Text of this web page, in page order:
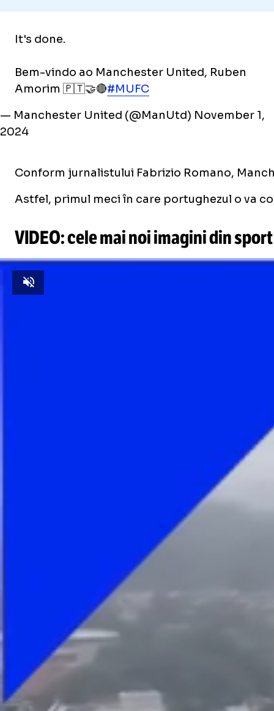
It's done.
Bem-vindo ao Manchester United, Ruben
Amorim 🇵🇹🤝🔴#MUFC
— Manchester United (@ManUtd) November 1,
2024
Conform jurnalistului Fabrizio Romano,
Astfel, primul meci în care portughezul o va
VIDEO: cele mai noi imagini din sport
Unmute